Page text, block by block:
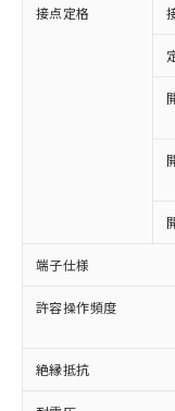
接点定格
端子仕様
許容操作頻度
絶縁抵抗
以下の条
本サ
商品
(税
本サ
こと
在庫
記載
タに
覧さ
対応予定：
有に対応
対応予定
非含有に
調査・確
非含有の
非該当品
害物質有
仕入先様の
いたもの
むを得ず変
鉛(Pb)
六価クロム
※1 中国
「○」：最
基準値以
「×」：最
基準値を
「－」：未
*中国RoHS10
Pb(鉛)
当社
為替
（以
また
国政
可)